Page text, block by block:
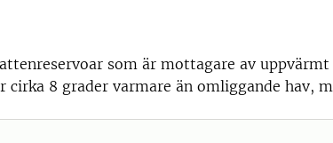
som är mottagare av
8 grader varmare än omliggande hav,